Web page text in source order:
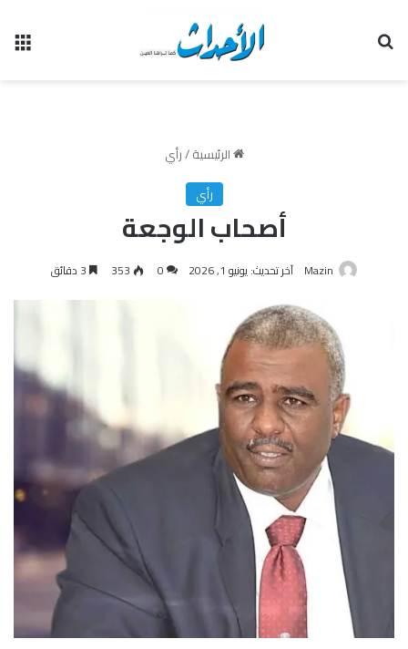
الرئيسية/رأي
رأي
أصحاب الوجعة
Mazin آخر تحديث: يونيو 1, 2026 0
353